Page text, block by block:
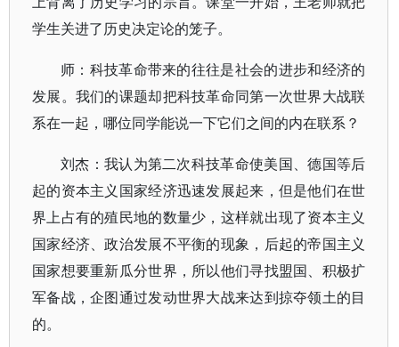
学生关进了历史决定论的笼子。
师：科技革命带来的往往是社会的进步和经济的
发展。我们的课题却把科技革命同第一次世界大战联
系在一起，哪位同学能说一下它们之间的内在联系？
刘杰：我认为第二次科技革命使美国、德国等后
起的资本主义国家经济迅速发展起来，但是他们在世
界上占有的殖民地的数量少，这样就出现了资本主义
国家经济、政治发展不平衡的现象，后起的帝国主义
国家想要重新瓜分世界，所以他们寻找盟国、积极扩
军备战，企图通过发动世界大战来达到掠夺领土的目
的。